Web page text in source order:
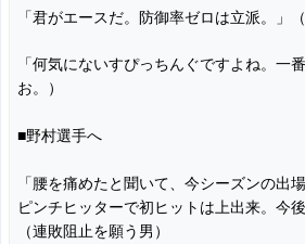
「君がエースだ。防御率ゼロは立派。」
「何気にないすぴっちんぐですよね。一
お。）
■野村選手へ
「腰を痛めたと聞いて、今シーズンの出
ピンチヒッターで初ヒットは上出来。今
（連敗阻止を願う男）